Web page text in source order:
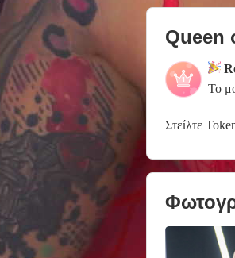
Queen
Το
Στείλτε